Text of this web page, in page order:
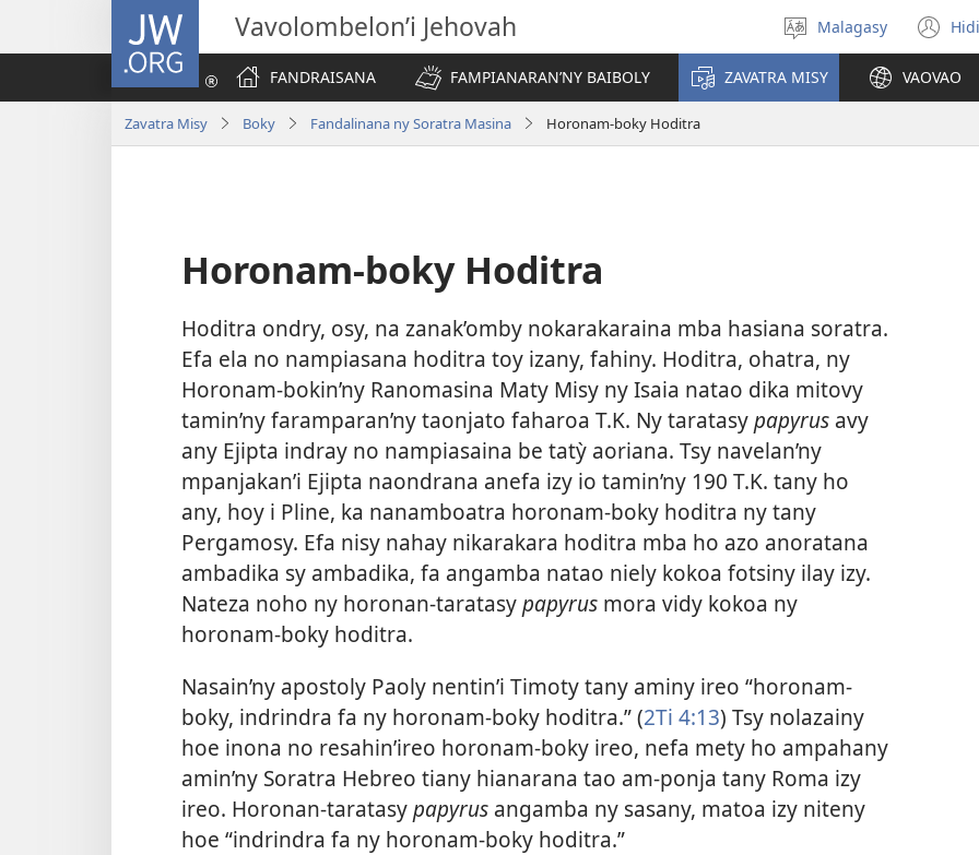
JW.ORG Vavolombelon’i Jehovah
Hifidy
fiteny
Malagasy
FANDRAISANA
FAMPIANARAN’NY BAIBOLY ZAVATRA MISY VAOVAO
Zavatra Misy Boky Fandalinana ny Soratra Masina Horonam-boky Hoditra
Horonam-boky Hoditra
Hoditra ondry, osy, na zanak’omby nokarakaraina mba hasiana soratra.
Efa ela no nampiasana hoditra toy izany, fahiny. Hoditra, ohatra, ny
Horonam-bokin’ny Ranomasina Maty Misy ny Isaia natao dika mitovy
tamin’ny faramparan’ny taonjato faharoa T.K. Ny taratasypapyrus avy
any Ejipta indray no nampiasaina be tatỳ aoriana. Tsy navelan’ny
mpanjakan’i Ejipta naondrana anefa izy io tamin’ny 190 T.K. tany ho
any, hoy i Pline, ka nanamboatra horonam-boky hoditra ny tany
Pergamosy. Efa nisy nahay nikarakara hoditra mba ho azo anoratana
ambadika sy ambadika, fa angamba natao niely kokoa fotsiny ilay izy.
Nateza noho ny horonan-taratasypapyrus mora vidy kokoa ny
horonam-boky hoditra.
Nasain’ny apostoly Paoly nentin’i Timoty tany aminy ireo “horonam-
boky, indrindra fa ny horonam-boky hoditra.” (2Ti 4:13) Tsy nolazainy
hoe inona no resahin’ireo horonam-boky ireo, nefa mety ho ampahany
amin’ny Soratra Hebreo tiany hianarana tao am-ponja tany Roma izy
ireo. Horonan-taratasypapyrus angamba ny sasany, matoa izy niteny
hoe “indrindra fa ny horonam-boky hoditra.”